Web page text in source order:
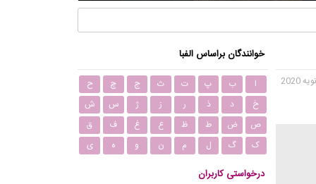
خوانندگان براساس الفبا
ا ب پ ت ث ج چ
ح
خ
د ذ ر ز ژ س
ش
ص
ض ط ظ ع غ ف
ق
ک
گ ل م ن و ه ی
درخواستی کاربران